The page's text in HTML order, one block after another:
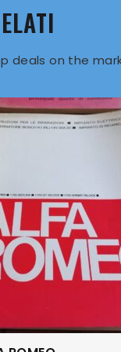
deals on the